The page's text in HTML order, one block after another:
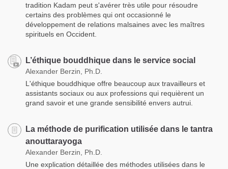
tradition Kadam peut s'avérer très utile pour résoudre
certains des problèmes qui ont occasionné le
développement de relations malsaines avec les maîtres
spirituels en Occident.
L’éthique bouddhique dans le service social
Alexander Berzin, Ph.D.
L'éthique bouddhique offre beaucoup aux travailleurs et
assistants sociaux ou aux professions qui requièrent un
grand savoir et une grande sensibilité envers autrui.
La méthode de purification utilisée dans le tantra
anouttarayoga
Alexander Berzin, Ph.D.
Une explication détaillée des méthodes utilisées dans le